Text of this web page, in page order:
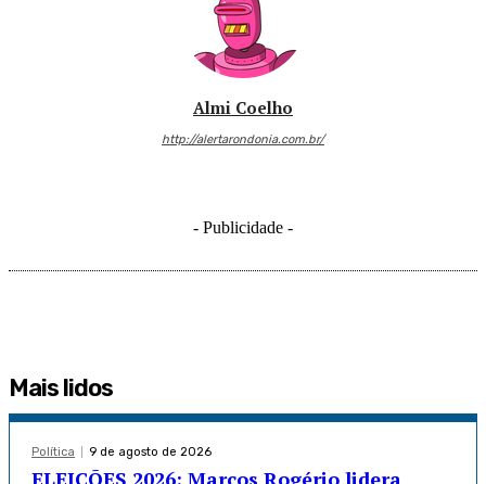
Almi Coelho
http://alertarondonia.com.br/
- Publicidade -
Mais lidos
Política 9 de agosto de 2026
ELEIÇÕES 2026: Marcos Rogério lidera